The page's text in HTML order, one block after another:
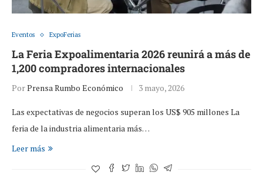
Eventos ExpoFerias
La Feria Expoalimentaria 2026 reunirá a más de
1,200 compradores internacionales
PorPrensa Rumbo Económico 3 mayo, 2026
Las expectativas de negocios superan los US$ 905 millones La
feria de la industria alimentaria más…
Leer más